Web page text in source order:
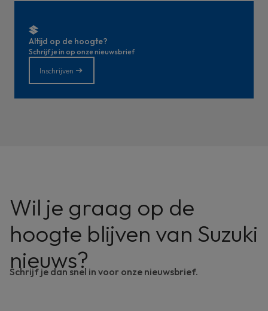
Altijd op de hoogte?
Schrijf je in op onze nieuwsbrief
Inschrijven
Wil je graag op de
hoogte blijven van Suzuki
nieuws?
Schrijf je dan snel in voor onze nieuwsbrief.